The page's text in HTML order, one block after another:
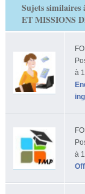
Sujets similaires
ET MISSIONS
à
à